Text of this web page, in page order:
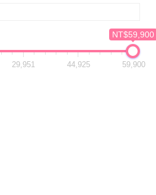
NT$59,900
29,951 44,925 59,900